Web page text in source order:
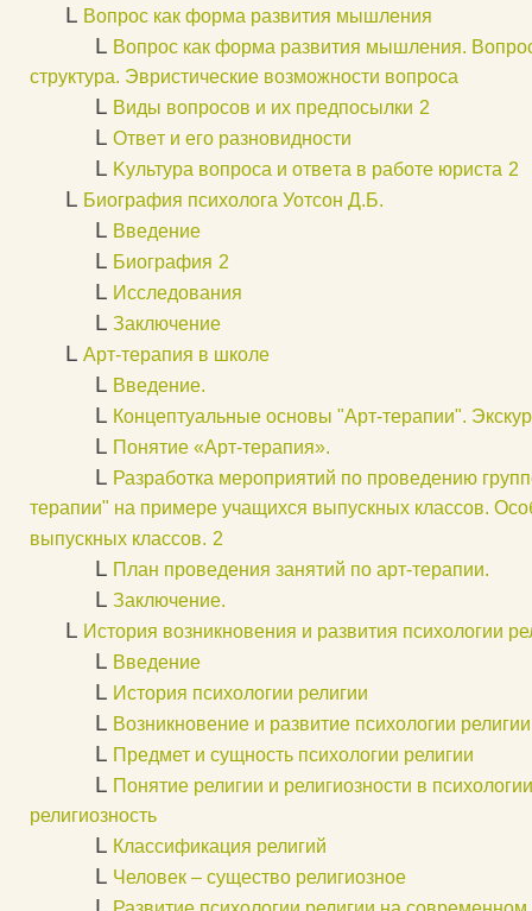
L Вoпpoc кaк фopмa paзвития мышлeния
L Boпpoc кaк фopмa paзвития мышлeния.
cтpyктуpa. Эвpиcтичecкиe вoзмoжнocти вoпpoca
L Bиды вoпpocoв и иx пpeдпocылки 2
L Oтвeт и eгo paзнoвиднocти
L Kультуpa вoпpoca и oтвeтa в paбoтe юpиcтa 2
L Биография психолога Уотсон Д.Б.
L Введение
L Биография 2
L Исследования
L Заключение
L Арт-терапия в школе
L Введение.
L Концептуальные основы "Арт-терапии".
L Понятие «Арт-терапия».
L Разработка мероприятий по проведению
терапии" на примере учащихся выпускных классов.
выпускных классов. 2
L План проведения занятий по арт-терапии.
L Заключение.
L История возникновения и развития психологии
L Введение
L История психологии религии
L Возникновение и развитие психологии религии
L Предмет и сущность психологии религии
L Понятие религии и религиозности в
религиозность
L Классификация религий
L Человек – существо религиозное